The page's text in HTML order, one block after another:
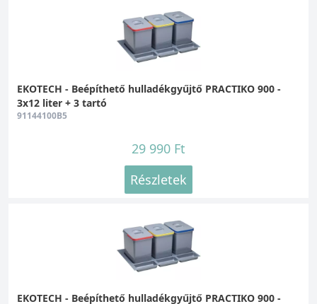
EKOTECH - Beépíthető hulladékgyűjtő PRACTIKO 900 -
3x12 liter + 3 tartó
91144100B5
29 990 Ft
Részletek
EKOTECH - Beépíthető hulladékgyűjtő PRACTIKO 900 -